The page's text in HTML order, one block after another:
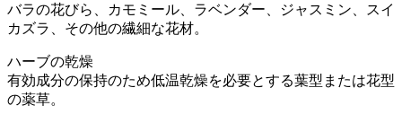
バラの花びら、カモミール、ラベンダー、ジャスミン、スイ
カズラ、その他の繊細な花材。
ハーブの乾燥
有効成分の保持のため低温乾燥を必要とする葉型または花型
の薬草。